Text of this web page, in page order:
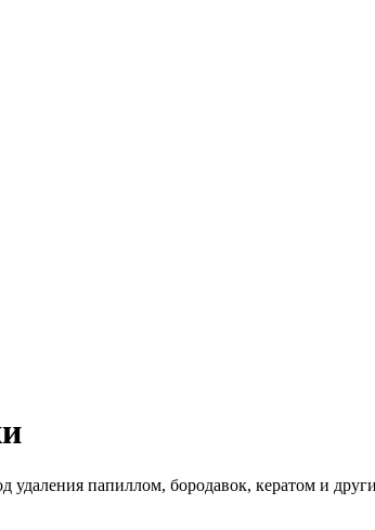
папиллом, бородавок, кератом и